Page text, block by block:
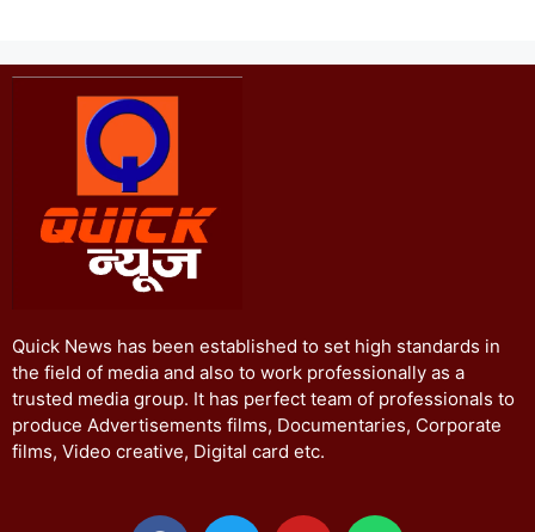
Quick News has been established to set high standards in
the field of media and also to work professionally as a
trusted media group. It has perfect team of professionals to
produce Advertisements films, Documentaries, Corporate
films, Video creative, Digital card etc.